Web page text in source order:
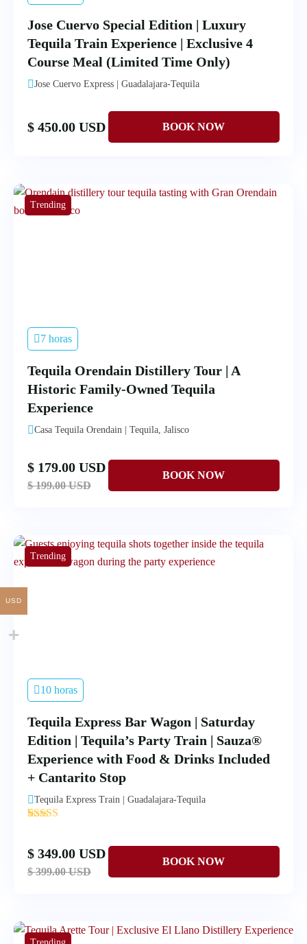
Jose Cuervo Special Edition | Luxury
Tequila Train Experience | Exclusive 4
Course Meal (Limited Time Only)
Jose Cuervo Express | Guadalajara-Tequila
$ 450.00 USD
Trending
7 horas
Tequila Orendain Distillery Tour | A
Historic Family-Owned Tequila
Experience
Casa Tequila Orendain | Tequila, Jalisco
$ 179.00 USD
$ 199.00 USD
Trending
10 horas
Tequila Express Bar Wagon | Saturday
Edition | Tequila’s Party Train | Sauza®
Experience with Food & Drinks Included
+ Cantarito Stop
Tequila Express Train | Guadalajara-Tequila
'
$ 349.00 USD
$ 399.00 USD
USD